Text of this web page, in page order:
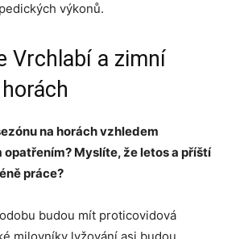
výkonů.
Vrchlabí a zimní
na horách vzhledem
Myslíte, že letos a příští
práce?
budou mít proticovidová